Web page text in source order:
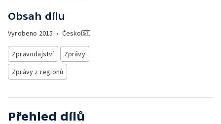
Obsah dílu
Vyrobeno 2015 • Česko
Zpravodajství
Zprávy
Zprávy z regionů
Přehled dílů